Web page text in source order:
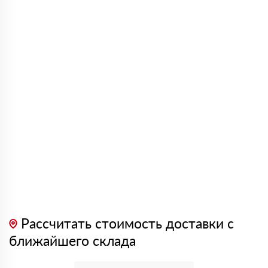
Рассчитать стоимость доставки с
ближайшего склада